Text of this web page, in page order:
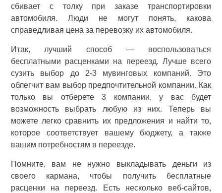
сбивает с толку при заказе транспортировки
автомобиля. Люди не могут понять, какова
справедливая цена за перевозку их автомобиля.
Итак, лучший способ — воспользоваться
бесплатными расценками на переезд. Лучше всего
сузить выбор до 2-3 мувинговых компаний. Это
облегчит вам выбор предпочтительной компании. Как
только вы отберете 3 компании, у вас будет
возможность выбрать любую из них. Теперь вы
можете легко сравнить их предложения и найти то,
которое соответствует вашему бюджету, а также
вашим потребностям в переезде.
Помните, вам не нужно выкладывать деньги из
своего кармана, чтобы получить бесплатные
расценки на переезд. Есть несколько веб-сайтов,